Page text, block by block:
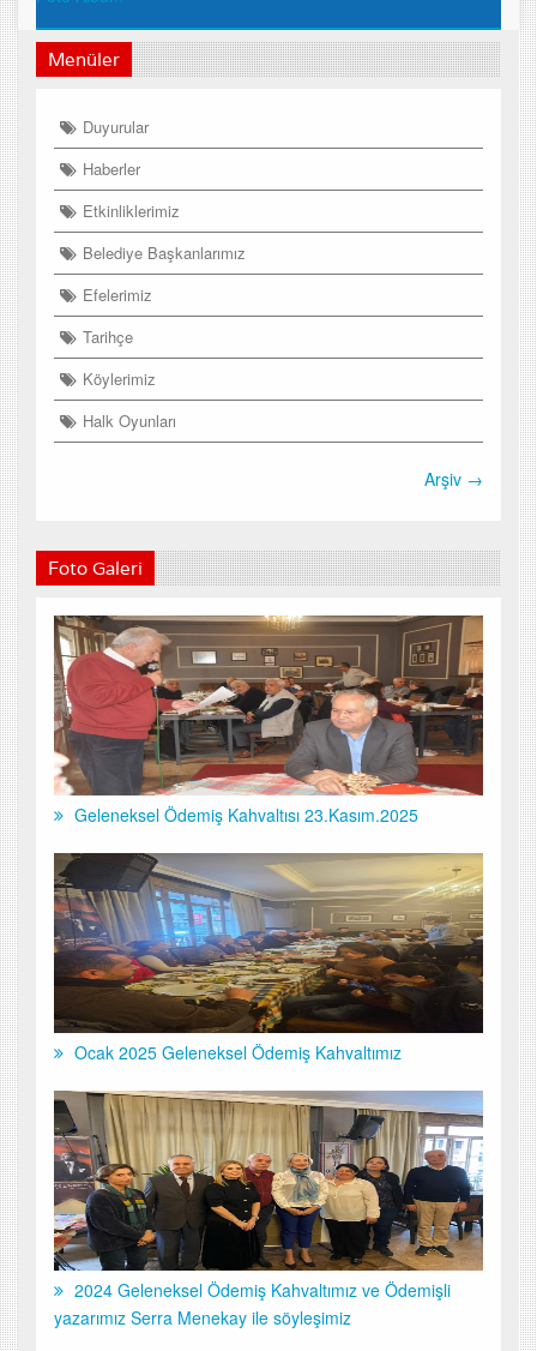
Menüler
Duyurular
Haberler
Etkinliklerimiz
Belediye Başkanlarımız
Efelerimiz
Tarihçe
Köylerimiz
Halk Oyunları
Arşiv →
Foto Galeri
Geleneksel Ödemiş Kahvaltısı 23.Kasım.2025
Ocak 2025 Geleneksel Ödemiş Kahvaltımız
2024 Geleneksel Ödemiş Kahvaltımız ve Ödemişli
yazarımız Serra Menekay ile söyleşimiz